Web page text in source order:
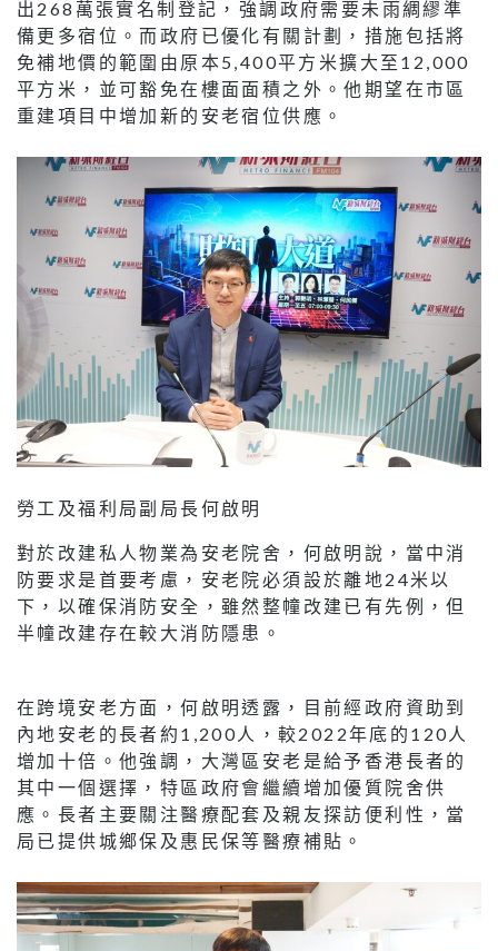
出268萬張實名制登記，強調政府需要未雨綢繆準
備更多宿位。而政府已優化有關計劃，措施包括將
免補地價的範圍由原本5,400平方米擴大至12,000
平方米，並可豁免在樓面面積之外。他期望在市區
重建項目中增加新的安老宿位供應。
勞工及福利局副局長何啟明
對於改建私人物業為安老院舍，何啟明說，當中消
防要求是首要考慮，安老院必須設於離地24米以
下，以確保消防安全，雖然整幢改建已有先例，但
半幢改建存在較大消防隱患。
在跨境安老方面，何啟明透露，目前經政府資助到
內地安老的長者約1,200人，較2022年底的120人
增加十倍。他強調，大灣區安老是給予香港長者的
其中一個選擇，特區政府會繼續增加優質院舍供
應。長者主要關注醫療配套及親友探訪便利性，當
局已提供城鄉保及惠民保等醫療補貼。